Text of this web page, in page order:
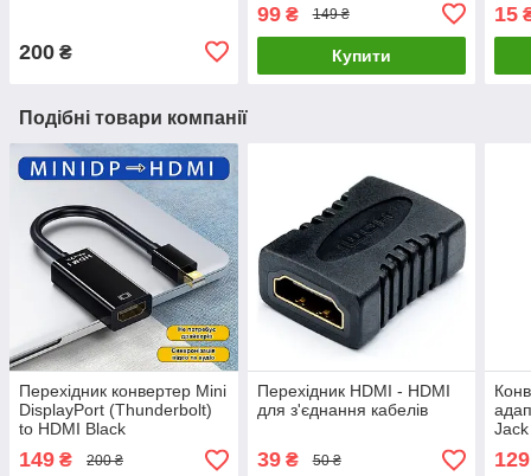
200 ₴
99₴ 149 ₴
Купити
15
Подібні товари компанії
Перехідник конвертер Mini
DisplayPort (Thunderbolt)
to HDMI Black
149 ₴ 200 ₴
Перехідник HDMI - HDMI
для з'єднання кабелів
39₴ 50 ₴ 129